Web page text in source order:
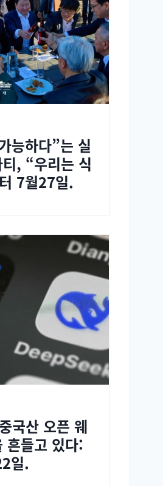
능하다”는 실
, “우리는 식
7월27일.
국산 오픈 웨
흔들고 있다:
일.